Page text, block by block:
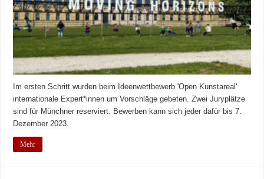
Im ersten Schritt wurden beim Ideenwettbewerb 'Open Kunstareal'
internationale Expert*innen um Vorschläge gebeten. Zwei Juryplätze
sind für Münchner reserviert. Bewerben kann sich jeder dafür bis 7.
Dezember 2023.
Mehr